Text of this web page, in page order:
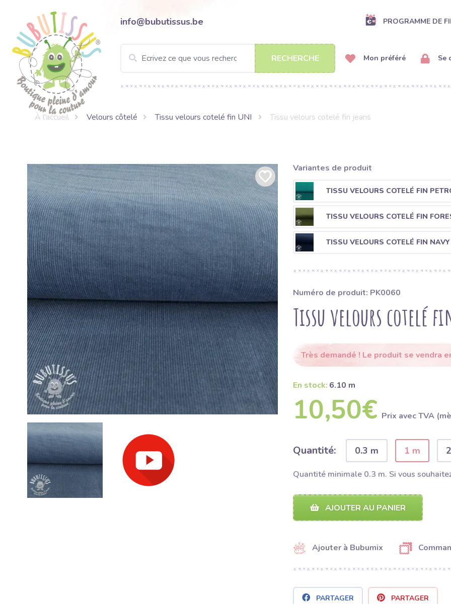
info@bubutissus.be PROGRAMME DE
RECHERCHE Mon préféré Se
À l'accueil Velours côtelé Tissu velours cotelé fin UNI Tissu velours cotelé fin jeans
Variantes de produit
TISSU VELOURS COTELÉ FIN
TISSU VELOURS COTELÉ FIN
TISSU VELOURS COTELÉ FIN NAVY
Numéro de produit: PK0060
Tissu velours cotelé
Très demandé ! Le produit se vendra
En stock: 6.10 m
10,50€ Prix ​​avec TVA
Quantité: 0.3 m 1 m
Quantité minimale 0.3 m. Si vous
AJOUTER AU PANIER
Ajouter à Bubumix
PARTAGER PARTAGER